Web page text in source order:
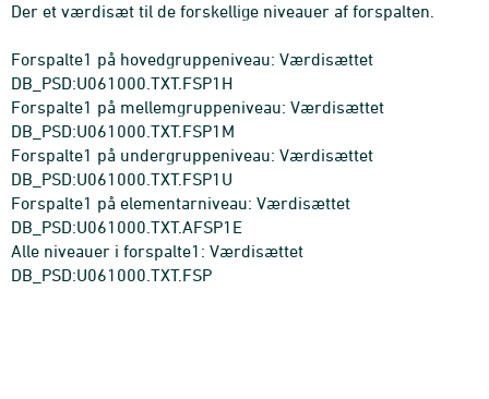
Der et værdisæt til de forskellige niveauer af forspalten.
Forspalte1 på hovedgruppeniveau: Værdisættet
DB_PSD:U061000.TXT.FSP1H
Forspalte1 på mellemgruppeniveau: Værdisættet
DB_PSD:U061000.TXT.FSP1M
Forspalte1 på undergruppeniveau: Værdisættet
DB_PSD:U061000.TXT.FSP1U
Forspalte1 på elementarniveau: Værdisættet
DB_PSD:U061000.TXT.AFSP1E
Alle niveauer i forspalte1: Værdisættet
DB_PSD:U061000.TXT.FSP